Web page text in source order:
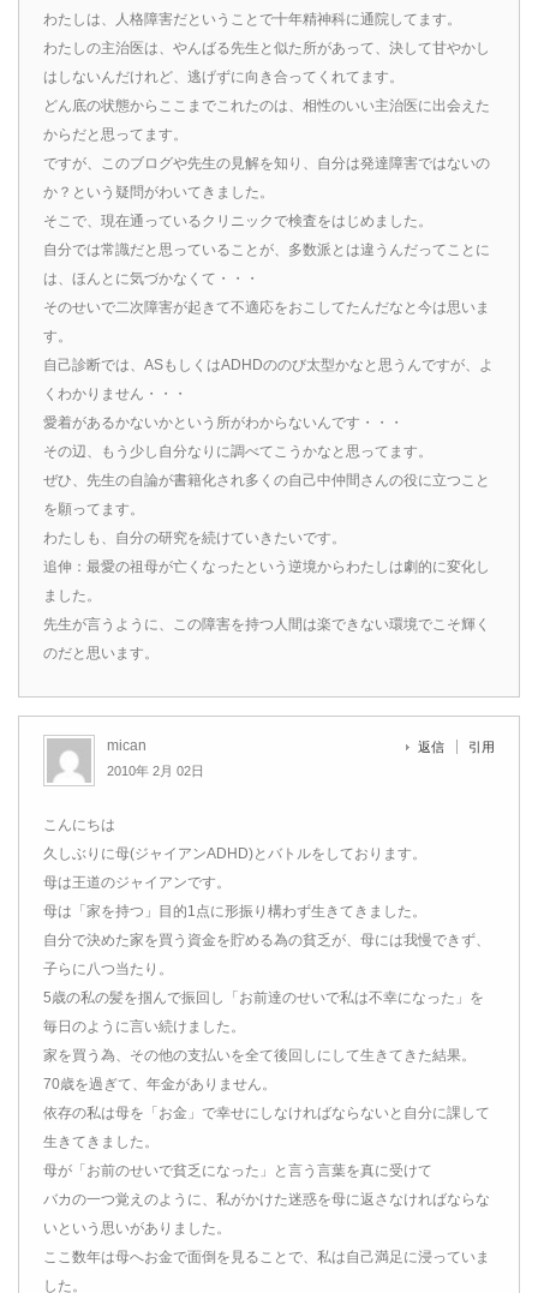
わたしは、人格障害だということで十年精神科に通院してます。
わたしの主治医は、やんばる先生と似た所があって、決して甘やかし
はしないんだけれど、逃げずに向き合ってくれてます。
どん底の状態からここまでこれたのは、相性のいい主治医に出会えた
からだと思ってます。
ですが、このブログや先生の見解を知り、自分は発達障害ではないの
か？という疑問がわいてきました。
そこで、現在通っているクリニックで検査をはじめました。
自分では常識だと思っていることが、多数派とは違うんだってことに
は、ほんとに気づかなくて・・・
そのせいで二次障害が起きて不適応をおこしてたんだなと今は思いま
す。
自己診断では、ASもしくはADHDののび太型かなと思うんですが、よ
くわかりません・・・
愛着があるかないかという所がわからないんです・・・
その辺、もう少し自分なりに調べてこうかなと思ってます。
ぜひ、先生の自論が書籍化され多くの自己中仲間さんの役に立つこと
を願ってます。
わたしも、自分の研究を続けていきたいです。
追伸：最愛の祖母が亡くなったという逆境からわたしは劇的に変化し
ました。
先生が言うように、この障害を持つ人間は楽できない環境でこそ輝く
のだと思います。
mican
2010年 2月 02日
返信 引用
こんにちは
久しぶりに母(ジャイアンADHD)とバトルをしております。
母は王道のジャイアンです。
母は「家を持つ」目的1点に形振り構わず生きてきました。
自分で決めた家を買う資金を貯める為の貧乏が、母には我慢できず、
子らに八つ当たり。
5歳の私の髪を掴んで振回し「お前達のせいで私は不幸になった」を
毎日のように言い続けました。
家を買う為、その他の支払いを全て後回しにして生きてきた結果。
70歳を過ぎて、年金がありません。
依存の私は母を「お金」で幸せにしなければならないと自分に課して
生きてきました。
母が「お前のせいで貧乏になった」と言う言葉を真に受けて
バカの一つ覚えのように、私がかけた迷惑を母に返さなければならな
いという思いがありました。
ここ数年は母へお金で面倒を見ることで、私は自己満足に浸っていま
した。